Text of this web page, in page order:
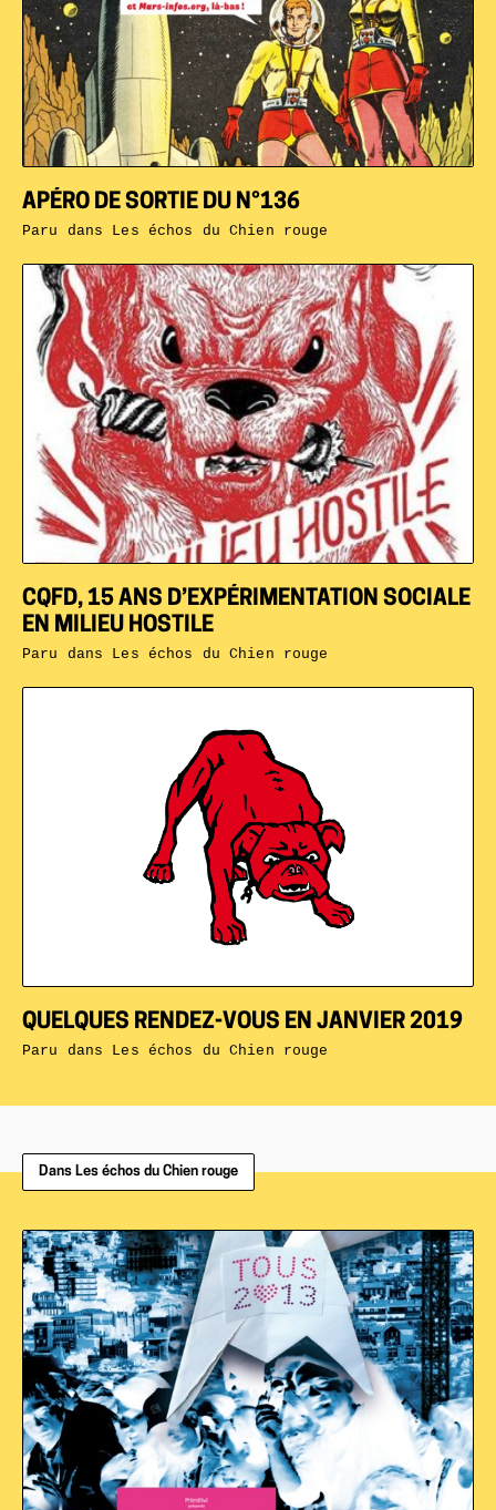
QUELQUES RENDEZ-VOUS EN JANVIER 2019
Paru dans Les échos du Chien rouge
CQFD, 15 ANS D’EXPÉRIMENTATION SOCIALE
EN MILIEU HOSTILE
Paru dans Les échos du Chien rouge
APÉRO DE SORTIE DU N°136
Paru dans Les échos du Chien rouge
Dans Les échos du Chien rouge